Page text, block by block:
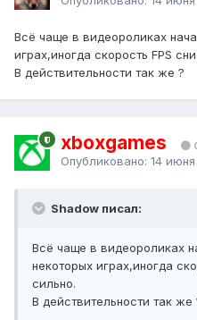
Всё чаще в видеороликах
играх,иногда скорость FPS
В действительности так же ?
xboxgames
Опубликовано: 14
Shadow писал:
Всё чаще в видеороликах
некоторых играх,иногда
сильно.
В действительности так же